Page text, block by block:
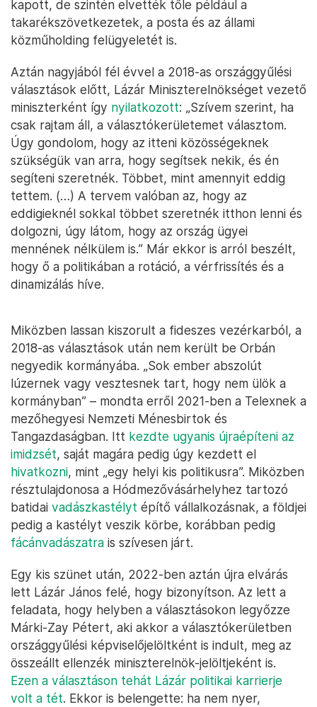
kapott, de szintén elvették tőle például a
takarékszövetkezetek, a posta és az állami
közműholding felügyeletét is.
Aztán nagyjából fél évvel a 2018-as országgyűlési
választások előtt, Lázár Miniszterelnökséget vezető
miniszterként így nyilatkozott: „Szívem szerint, ha
csak rajtam áll, a választókerületemet választom.
Úgy gondolom, hogy az itteni közösségeknek
szükségük van arra, hogy segítsek nekik, és én
segíteni szeretnék. Többet, mint amennyit eddig
tettem. (…) A tervem valóban az, hogy az
eddigieknél sokkal többet szeretnék itthon lenni és
dolgozni, úgy látom, hogy az ország ügyei
mennének nélkülem is.” Már ekkor is arról beszélt,
hogy ő a politikában a rotáció, a vérfrissítés és a
dinamizálás híve.
Miközben lassan kiszorult a fideszes vezérkarból, a
2018-as választások után nem került be Orbán
negyedik kormányába. „Sok ember abszolút
lúzernek vagy vesztesnek tart, hogy nem ülök a
kormányban” – mondta erről 2021-ben a Telexnek a
mezőhegyesi Nemzeti Ménesbirtok és
Tangazdaságban. Itt kezdte ugyanis újraépíteni az
imidzsét, saját magára pedig úgy kezdett el
hivatkozni, mint „egy helyi kis politikusra”. Miközben
résztulajdonosa a Hódmezővásárhelyhez tartozó
batidai vadászkastélyt építő vállalkozásnak, a földjei
pedig a kastélyt veszik körbe, korábban pedig
fácánvadászatra is szívesen járt.
Egy kis szünet után, 2022-ben aztán újra elvárás
lett Lázár János felé, hogy bizonyítson. Az lett a
feladata, hogy helyben a választásokon legyőzze
Márki-Zay Pétert, aki akkor a választókerületben
országgyűlési képviselőjelöltként is indult, meg az
összeállt ellenzék miniszterelnök-jelöltjeként is.
Ezen a választáson tehát Lázár politikai karrierje
volt a tét. Ekkor is belengette: ha nem nyer,